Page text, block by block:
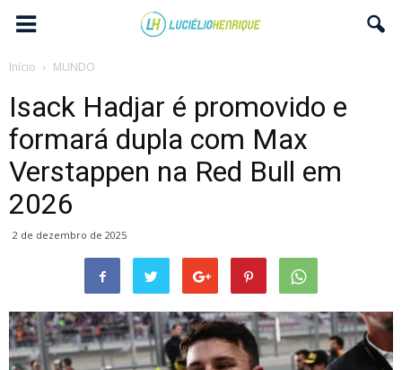
Início MUNDO
Isack Hadjar é promovido e
formará dupla com Max
Verstappen na Red Bull em
2026
2 de dezembro de 2025